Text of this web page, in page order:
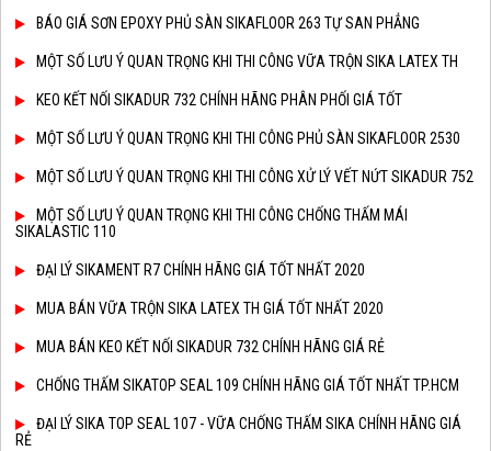
BÁO GIÁ SƠN EPOXY PHỦ SÀN SIKAFLOOR 263 TỰ SAN PHẲNG
MỘT SỐ LƯU Ý QUAN TRỌNG KHI THI CÔNG VỮA TRỘN SIKA LATEX TH
KEO KẾT NỐI SIKADUR 732 CHÍNH HÃNG PHÂN PHỐI GIÁ TỐT
MỘT SỐ LƯU Ý QUAN TRỌNG KHI THI CÔNG PHỦ SÀN SIKAFLOOR 2530
MỘT SỐ LƯU Ý QUAN TRỌNG KHI THI CÔNG XỬ LÝ VẾT NỨT SIKADUR 752
MỘT SỐ LƯU Ý QUAN TRỌNG KHI THI CÔNG CHỐNG THẤM MÁI
SIKALASTIC 110
ĐẠI LÝ SIKAMENT R7 CHÍNH HÃNG GIÁ TỐT NHẤT 2020
MUA BÁN VỮA TRỘN SIKA LATEX TH GIÁ TỐT NHẤT 2020
MUA BÁN KEO KẾT NỐI SIKADUR 732 CHÍNH HÃNG GIÁ RẺ
CHỐNG THẤM SIKATOP SEAL 109 CHÍNH HÃNG GIÁ TỐT NHẤT TP.HCM
ĐẠI LÝ SIKA TOP SEAL 107 - VỮA CHỐNG THẤM SIKA CHÍNH HÃNG GIÁ
RẺ